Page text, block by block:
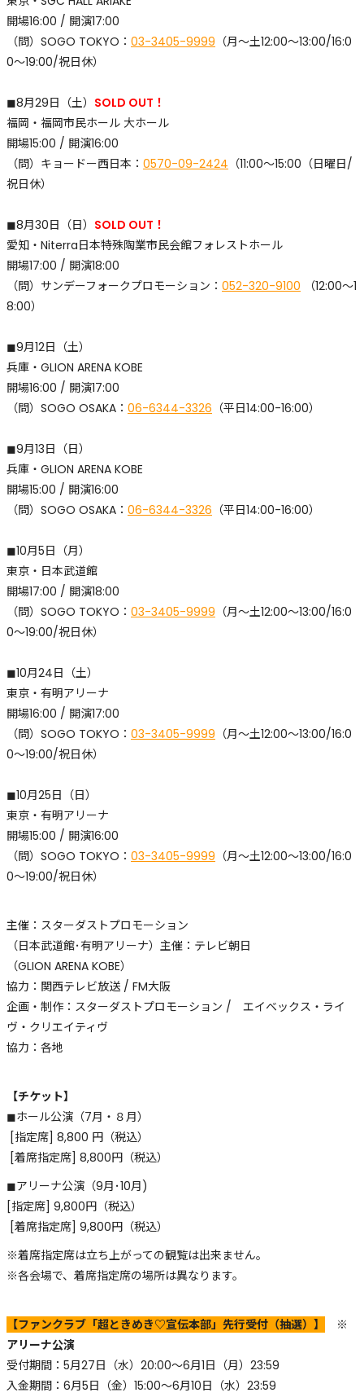
開場16:00 / 開演17:00
​（問）SOGO TOKYO： 03-3405-9999 （月〜土12:00〜13:00/16:0
0〜19:00/祝日休）
◼︎8月29日（土） SOLD OUT！
福岡・福岡市民ホール 大ホール
開場15:00 / 開演16:00
​（問）キョードー西日本： 0570-09-2424 （11:00～15:00（日曜日/
祝日休）
◼︎8月30日（日） SOLD OUT！
愛知・Niterra日本特殊陶業市民会館フォレストホール
開場17:00 / 開演18:00
​（問）サンデーフォークプロモーション： 052-320-9100 （12:00〜1
8:00）
◼︎9月12日（土）
兵庫・GLION ARENA KOBE
開場16:00 / 開演17:00
​（問）SOGO OSAKA： 06-6344-3326 （平日14:00-16:00）
◼︎9月13日（日）
兵庫・GLION ARENA KOBE
開場15:00 / 開演16:00
​（問）SOGO OSAKA： 06-6344-3326 （平日14:00-16:00）
◼︎10月5日（月）
東京・日本武道館
開場17:00 / 開演18:00
​（問）SOGO TOKYO： 03-3405-9999 （月〜土12:00〜13:00/16:0
0〜19:00/祝日休）
◼︎10月24日（土）
東京・有明アリーナ
開場16:00 / 開演17:00
​（問）SOGO TOKYO： 03-3405-9999 （月〜土12:00〜13:00/16:0
0〜19:00/祝日休）
◼︎10月25日（日）
東京・有明アリーナ
開場15:00 / 開演16:00
​（問）SOGO TOKYO： 03-3405-9999 （月〜土12:00〜13:00/16:0
0〜19:00/祝日休）
主催：スターダストプロモーション
（日本武道館･有明アリーナ）主催：テレビ朝日
（GLION ARENA KOBE）
協力：関西テレビ放送 / FM大阪
企画・制作：スターダストプロモーション / エイベックス・ライ
ヴ・クリエイティヴ
協力：各地
【チケット】
◼︎ホール公演（7月・８月）
[指定席] 8,800 円（税込）
[着席指定席] 8,800円（税込）
◼︎アリーナ公演（9月･10月)
[指定席] 9,800円（税込）
[着席指定席] 9,800円（税込）
※着席指定席は立ち上がっての観覧は出来ません。
※各会場で、着席指定席の場所は異なります。
【ファンクラブ「超ときめき♡宣伝本部」先行受付（抽選）】
※
アリーナ公演
受付期間：5月27日（水）20:00～6月1日（月）23:59
入金期間：6月5日（金）15:00～6月10日（水）23:59